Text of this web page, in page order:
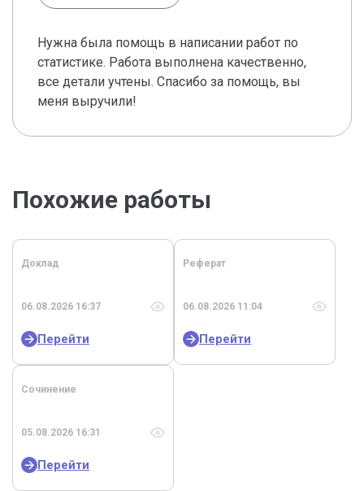
Нужна была помощь в написании работ по
статистике. Работа выполнена качественно,
все детали учтены. Спасибо за помощь, вы
меня выручили!
Похожие работы
Доклад
06.08.2026 16:37
Перейти
Реферат
06.08.2026 11:04
Перейти
Сочинение
05.08.2026 16:31
Перейти